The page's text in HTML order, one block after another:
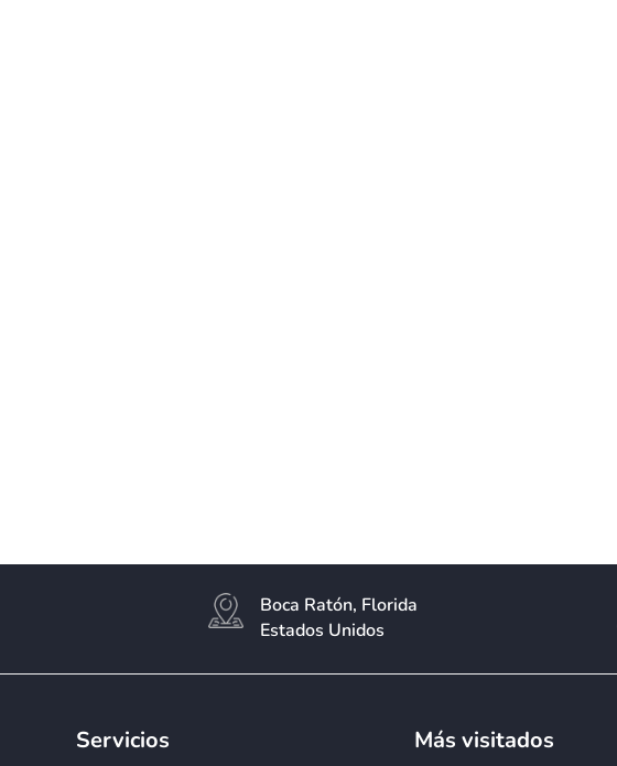
Boca Ratón, Florida
Estados Unidos
Servicios Más visitados